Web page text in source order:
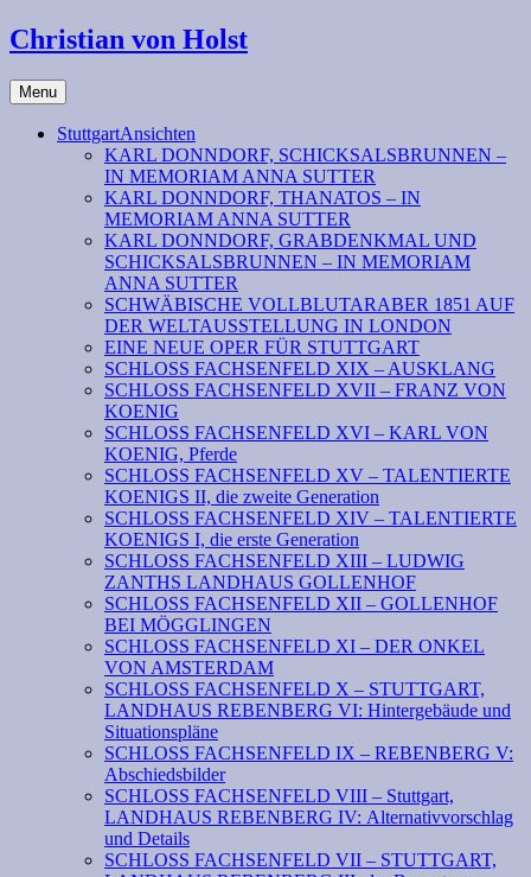
Christian von Holst
Menu
StuttgartAnsichten
KARL DONNDORF, SCHICKSALSBRUNNEN –
IN MEMORIAM ANNA SUTTER
KARL DONNDORF, THANATOS – IN
MEMORIAM ANNA SUTTER
KARL DONNDORF, GRABDENKMAL UND
SCHICKSALSBRUNNEN – IN MEMORIAM
ANNA SUTTER
SCHWÄBISCHE VOLLBLUTARABER 1851 AUF
DER WELTAUSSTELLUNG IN LONDON
EINE NEUE OPER FÜR STUTTGART
SCHLOSS FACHSENFELD XIX – AUSKLANG
SCHLOSS FACHSENFELD XVII – FRANZ VON
KOENIG
SCHLOSS FACHSENFELD XVI – KARL VON
KOENIG, Pferde
SCHLOSS FACHSENFELD XV – TALENTIERTE
KOENIGS II, die zweite Generation
SCHLOSS FACHSENFELD XIV – TALENTIERTE
KOENIGS I, die erste Generation
SCHLOSS FACHSENFELD XIII – LUDWIG
ZANTHS LANDHAUS GOLLENHOF
SCHLOSS FACHSENFELD XII – GOLLENHOF
BEI MÖGGLINGEN
SCHLOSS FACHSENFELD XI – DER ONKEL
VON AMSTERDAM
SCHLOSS FACHSENFELD X – STUTTGART,
LANDHAUS REBENBERG VI: Hintergebäude und
Situationspläne
SCHLOSS FACHSENFELD IX – REBENBERG V:
Abschiedsbilder
SCHLOSS FACHSENFELD VIII – Stuttgart,
LANDHAUS REBENBERG IV: Alternativvorschlag
und Details
SCHLOSS FACHSENFELD VII – STUTTGART,